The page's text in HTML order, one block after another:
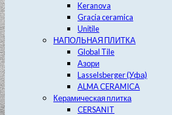
Keranova
Gracia ceramica
Unitile
НАПОЛЬНАЯ ПЛИТКА
Global Tile
Азори
Lasselsberger (Уфа)
ALMA CERAMICA
Керамическая плитка
CERSANIT